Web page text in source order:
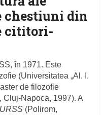
din
cititori-
în 1971. Este
(Universitatea „Al. I.
de filozofie
Cluj-Napoca, 1997). A
(Polirom,